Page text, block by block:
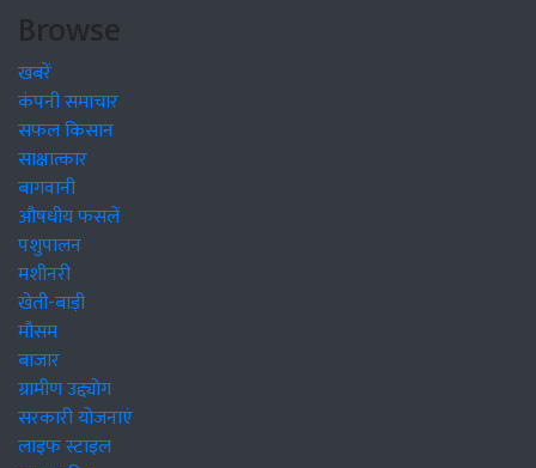
Browse
खबरें
कंपनी समाचार
सफल किसान
साक्षात्कार
बागवानी
औषधीय फसलें
पशुपालन
मशीनरी
खेती-बाड़ी
मौसम
बाजार
ग्रामीण उद्द्योग
सरकारी योजनाएं
लाइफ स्टाइल